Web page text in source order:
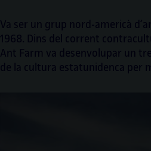
Va ser un grup nord-americà
1968. Dins del corrent
Ant Farm va desenvolupar un
de la cultura estatunidenca per